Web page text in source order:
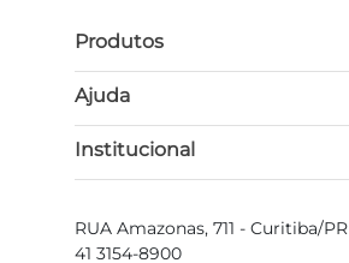
Produtos
Ajuda
Institucional
RUA Amazonas, 711 - Curitiba/PR
41 3154-8900